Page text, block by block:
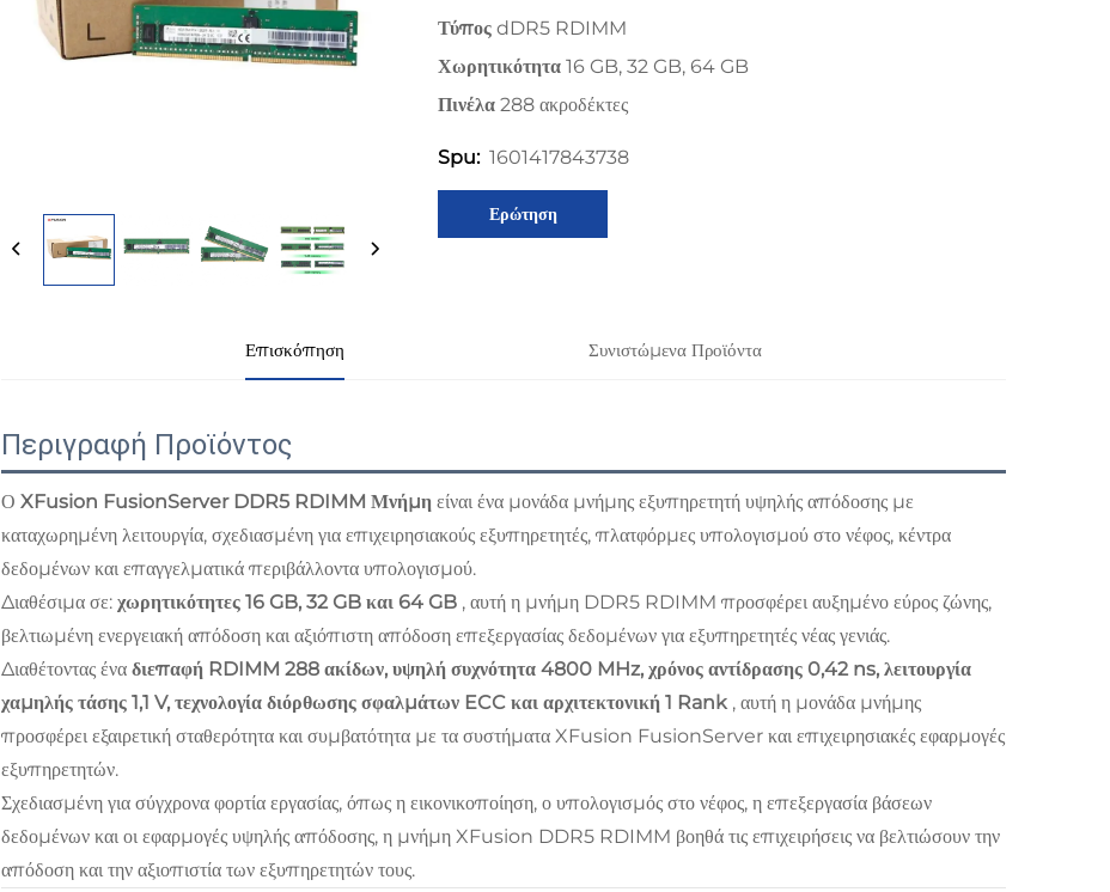
Τύπος dDR5 RDIMM
Χωρητικότητα 16 GB, 32 GB, 64 GB
Πινέλα 288 ακροδέκτες
Spu: 1601417843738
Ερώτηση
Επισκόπηση Συνιστώμενα Προϊόντα
Περιγραφή Προϊόντος
Ο XFusion FusionServer DDR5 RDIMM Μνήμη είναι ένα μονάδα μνήμης εξυπηρετητή υψηλής απόδοσης με
καταχωρημένη λειτουργία, σχεδιασμένη για επιχειρησιακούς εξυπηρετητές, πλατφόρμες υπολογισμού στο νέφος, κέντρα
δεδομένων και επαγγελματικά περιβάλλοντα υπολογισμού.
Διαθέσιμα σε: χωρητικότητες 16 GB, 32 GB και 64 GB , αυτή η μνήμη DDR5 RDIMM προσφέρει αυξημένο εύρος ζώνης,
βελτιωμένη ενεργειακή απόδοση και αξιόπιστη απόδοση επεξεργασίας δεδομένων για εξυπηρετητές νέας γενιάς.
Διαθέτοντας ένα διεπαφή RDIMM 288 ακίδων, υψηλή συχνότητα 4800 MHz, χρόνος αντίδρασης 0,42 ns, λειτουργία
χαμηλής τάσης 1,1 V, τεχνολογία διόρθωσης σφαλμάτων ECC και αρχιτεκτονική 1 Rank , αυτή η μονάδα μνήμης
προσφέρει εξαιρετική σταθερότητα και συμβατότητα με τα συστήματα XFusion FusionServer και επιχειρησιακές εφαρμογές
εξυπηρετητών.
Σχεδιασμένη για σύγχρονα φορτία εργασίας, όπως η εικονικοποίηση, ο υπολογισμός στο νέφος, η επεξεργασία βάσεων
δεδομένων και οι εφαρμογές υψηλής απόδοσης, η μνήμη XFusion DDR5 RDIMM βοηθά τις επιχειρήσεις να βελτιώσουν την
απόδοση και την αξιοπιστία των εξυπηρετητών τους.